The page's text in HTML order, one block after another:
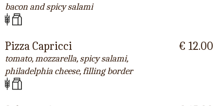
bacon and spicy salami
Pizza Capricci
tomato, mozzarella, spicy salami,
philadelphia cheese, filling border
€ 12.00